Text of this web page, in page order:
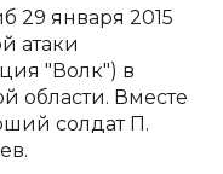
29 января 2015
атаки
"Волк") в
области. Вместе
солдат П.